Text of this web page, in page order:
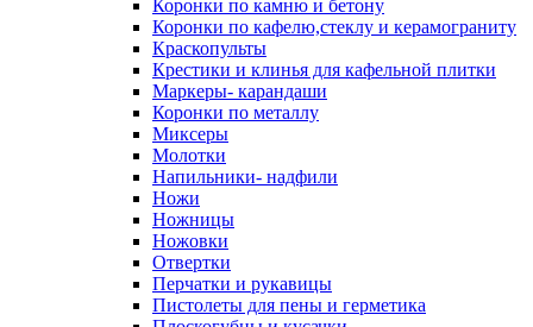
Коронки по камню и бетону
Коронки по кафелю,стеклу и керамограниту
Краскопульты
Крестики и клинья для кафельной плитки
Маркеры- карандаши
Коронки по металлу
Миксеры
Молотки
Напильники- надфили
Ножи
Ножницы
Ножовки
Отвертки
Перчатки и рукавицы
Пистолеты для пены и герметика